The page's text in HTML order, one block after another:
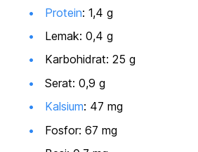
Protein: 1,4 g
Lemak: 0,4 g
Karbohidrat: 25 g
Serat: 0,9 g
Kalsium: 47 mg
Fosfor: 67 mg